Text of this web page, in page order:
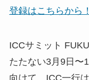
登録はこちらから！
ICCサミット
たたない3月9日〜
向けて、ICC一行